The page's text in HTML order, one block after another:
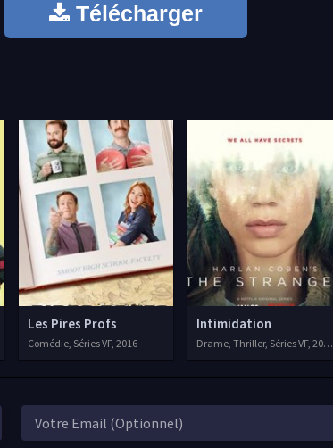
Télécharger
Les Pires Profs
Comédie, Séries VF, 2016
Intimidation
Drame, Thriller, Séries VF, 2020